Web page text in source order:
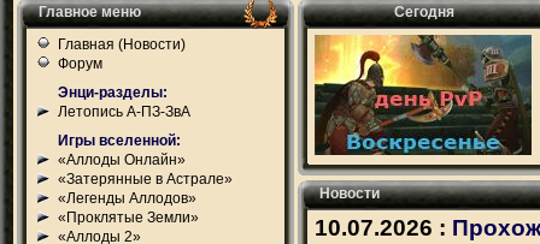
Главное меню
Главная (Новости)
Форум
Энци-разделы:
Летопись А-ПЗ-ЗвА
Игры вселенной:
«Аллоды Онлайн»
«Затерянные в Астрале»
«Легенды Аллодов»
«Проклятые Земли»
«Аллоды 2»
Сегодня
Новости
10.07.2026 :